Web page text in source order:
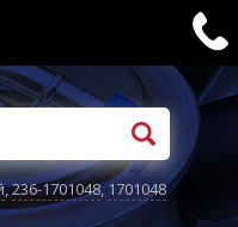
,236-1701048,1701048